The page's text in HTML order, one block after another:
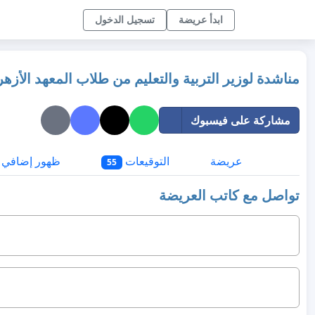
تسجيل الدخول ابدأ عريضة
مناشدة لوزير التربية والتعليم من طلاب المعهد
مشاركة على فيسبوك
عريضة التوقيعات 55 ظهور إضافي
تواصل مع كاتب العريضة